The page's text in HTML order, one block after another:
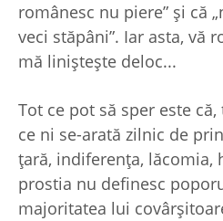
românesc nu piere” şi că
veci stăpâni”. Iar asta, vă
mă linişteşte deloc...
Tot ce pot să sper este
ce ni se-arată zilnic de
ţară, indiferenţa, lăcomia,
prostia nu definesc
majoritatea lui